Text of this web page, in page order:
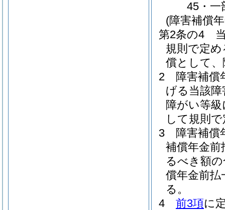
45・一
(障害補償
第2条の4
規則で定
償として
2
障害補償
げる当該
障がい等
して規則
3
障害補償
補償年金前
るべき額
償年金前
る。
4
前3項に